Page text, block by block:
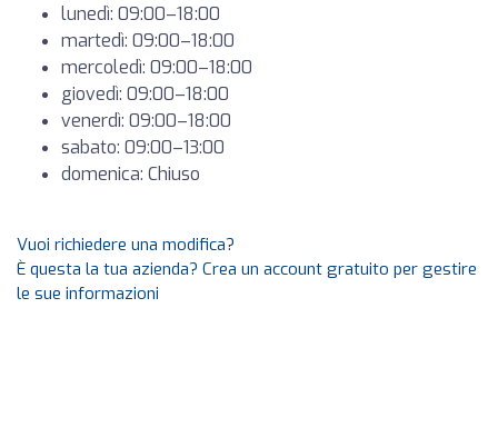
lunedì: 09:00–18:00
martedì: 09:00–18:00
mercoledì: 09:00–18:00
giovedì: 09:00–18:00
venerdì: 09:00–18:00
sabato: 09:00–13:00
domenica: Chiuso
Vuoi richiedere una modifica?
È questa la tua azienda? Crea un account gratuito per gestire
le sue informazioni